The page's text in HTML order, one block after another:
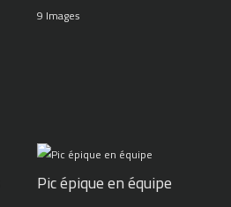
9 Images
Pic épique en équipe